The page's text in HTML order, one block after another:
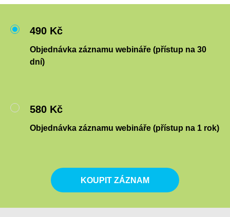
490 Kč
Objednávka záznamu webináře (přístup na 30
dní)
580 Kč
Objednávka záznamu webináře (přístup na 1 rok)
KOUPIT ZÁZNAM